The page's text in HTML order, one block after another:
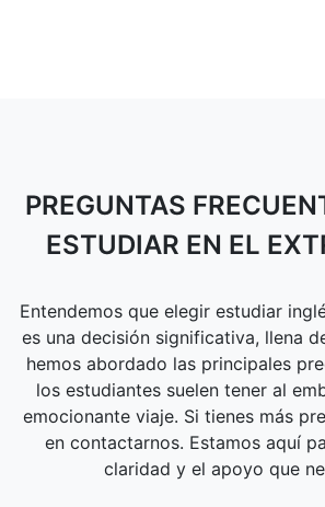
PREGUNTAS
ESTUDIAR EN EL
Entendemos que elegir estudiar
es una decisión significativa, llena
hemos abordado las principales
los estudiantes suelen tener al
emocionante viaje. Si tienes más
en contactarnos. Estamos aquí
claridad y el apoyo que